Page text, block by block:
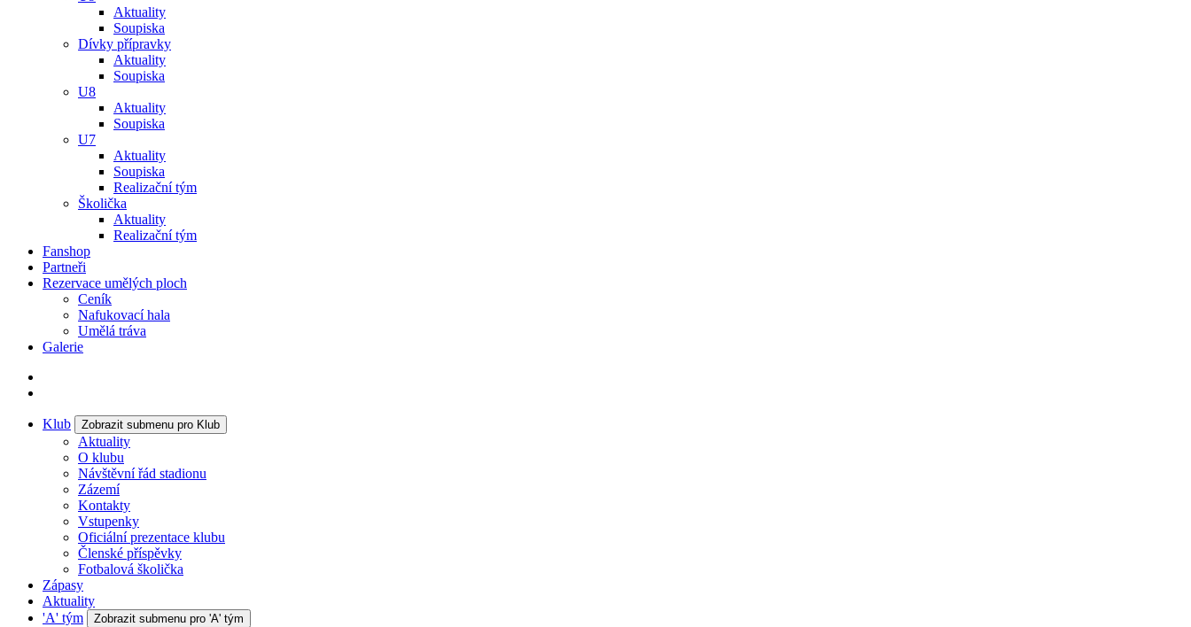
Aktuality
Soupiska
Dívky přípravky
Aktuality
Soupiska
U8
Aktuality
Soupiska
U7
Aktuality
Soupiska
Realizační tým
Školička
Aktuality
Realizační tým
Fanshop
Partneři
Rezervace umělých ploch
Ceník
Nafukovací hala
Umělá tráva
Galerie
Klub Zobrazit submenu pro Klub
Aktuality
O klubu
Návštěvní řád stadionu
Zázemí
Kontakty
Vstupenky
Oficiální prezentace klubu
Členské příspěvky
Fotbalová školička
Zápasy
Aktuality
'A' tým
Zobrazit submenu pro 'A' tým